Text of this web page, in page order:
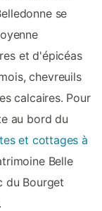
se
et d'épicéas
chevreuils
calcaires. Pour
au bord du
et cottages à
Belle
du Bourget